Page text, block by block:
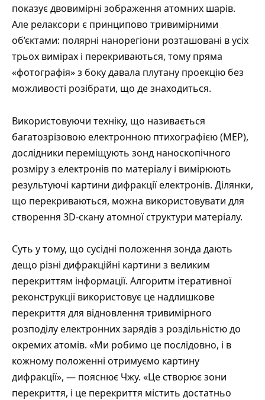
показує двовимірні зображення атомних шарів.
Але релаксори є принципово тривимірними
об’єктами: полярні нанорегіони розташовані в усіх
трьох вимірах і перекриваються, тому пряма
«фотографія» з боку давала плутану проекцію без
можливості розібрати, що де знаходиться.
Використовуючи техніку, що називається
багатозрізовою електронною птихографією (MEP),
дослідники переміщують зонд наноскопічного
розміру з електронів по матеріалу і вимірюють
результуючі картини дифракції електронів. Ділянки,
що перекриваються, можна використовувати для
створення 3D-скану атомної структури матеріалу.
Суть у тому, що сусідні положення зонда дають
дещо різні дифракційні картини з великим
перекриттям інформації. Алгоритм ітеративної
реконструкції використовує це надлишкове
перекриття для відновлення тривимірного
розподілу електронних зарядів з роздільністю до
окремих атомів. «Ми робимо це послідовно, і в
кожному положенні отримуємо картину
дифракції», — пояснює Чжу. «Це створює зони
перекриття, і це перекриття містить достатньо